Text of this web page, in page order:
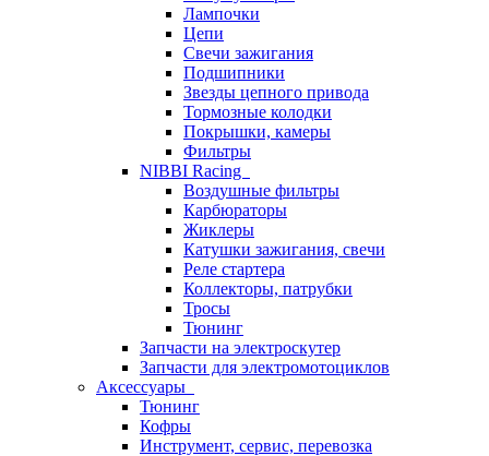
Лампочки
Цепи
Свечи зажигания
Подшипники
Звезды цепного привода
Тормозные колодки
Покрышки, камеры
Фильтры
NIBBI Racing
Воздушные фильтры
Карбюраторы
Жиклеры
Катушки зажигания, свечи
Реле стартера
Коллекторы, патрубки
Тросы
Тюнинг
Запчасти на электроскутер
Запчасти для электромотоциклов
Аксессуары
Тюнинг
Кофры
Инструмент, сервис, перевозка